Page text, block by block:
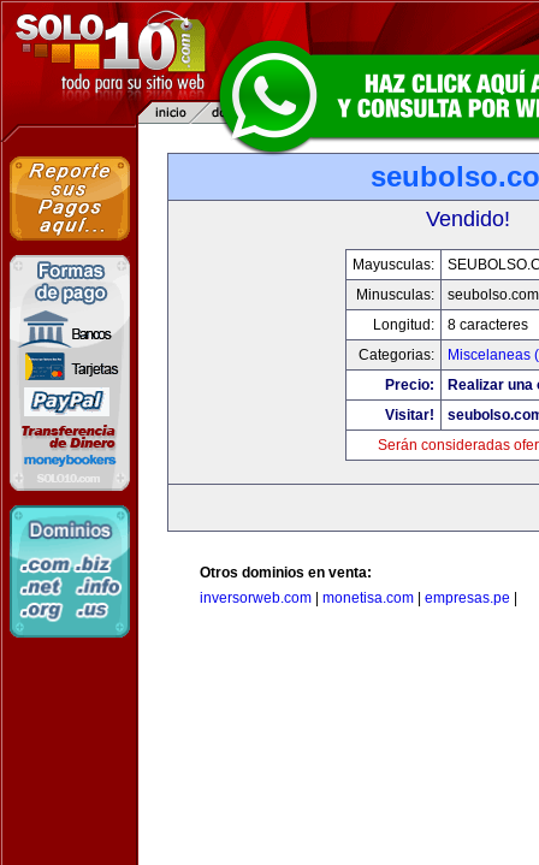
Vendido!
Mayusculas:
Minusculas:
seubolso.com
Longitud:
8 caracteres
Categorias:
Miscelaneas
Precio:
Realizar una
Visitar!
Serán consideradas
Otros dominios en venta:
inversorweb.com
monetisa.com empresas.pe